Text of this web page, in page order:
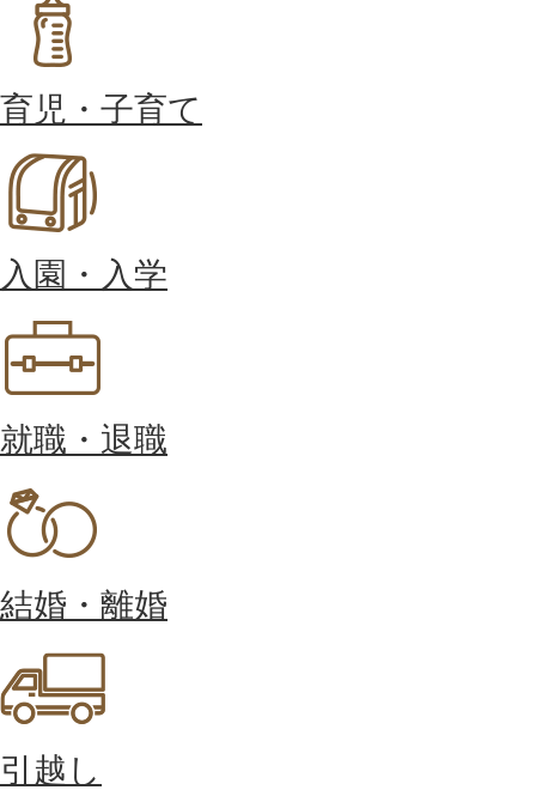
育児・子育て
入園・入学
就職・退職
結婚・離婚
引越し